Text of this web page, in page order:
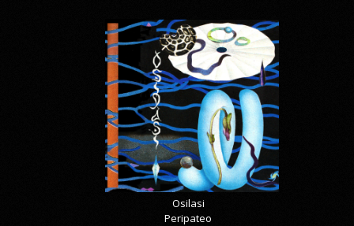
Osilasi
Peripateo